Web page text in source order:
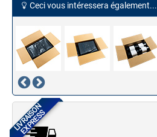
Ceci vous intéressera également...
LIVRAISON
EXPRESS